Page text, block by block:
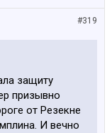
#319
защиту
призывно
от Резекне
И вечно